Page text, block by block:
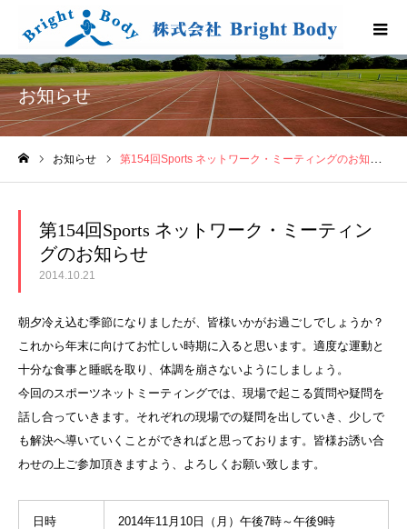
お知らせ
お知らせ 第154回Sports ネットワーク・ミーティングのお知らせ
第154回Sports ネットワーク・ミーティン
グのお知らせ
2014.10.21
朝夕冷え込む季節になりましたが、皆様いかがお過ごしでしょうか？
これから年末に向けてお忙しい時期に入ると思います。適度な運動と
十分な食事と睡眠を取り、体調を崩さないようにしましょう。
今回のスポーツネットミーティングでは、現場で起こる質問や疑問を
話し合っていきます。それぞれの現場での疑問を出していき、少しで
も解決へ導いていくことができればと思っております。皆様お誘い合
わせの上ご参加頂きますよう、よろしくお願い致します。
日時 2014年11月10日（月）午後7時～午後9時